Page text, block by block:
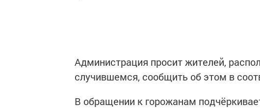
Администрация просит жителей,
случившемся, сообщить об этом в
В обращении к горожанам